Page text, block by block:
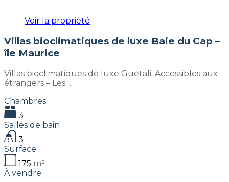
Voir la propriété
Villas bioclimatiques de luxe Baie du Cap –
île Maurice
Villas bioclimatiques de luxe Guetali. Accessibles aux
étrangers – Les…
Chambres
3
Salles de bain
3
Surface
175 m²
À vendre